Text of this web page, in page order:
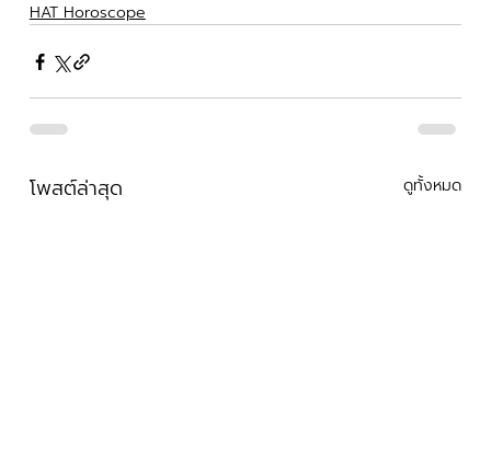
HAT Horoscope
โพสต์ล่าสุด ดูทั้งหมด